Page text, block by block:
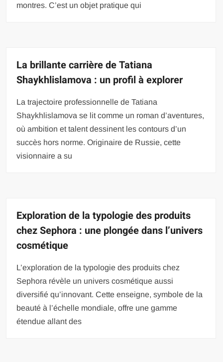
montres. C’est un objet pratique qui
La brillante carrière de Tatiana
Shaykhlislamova : un profil à explorer
La trajectoire professionnelle de Tatiana
Shaykhlislamova se lit comme un roman d’aventures,
où ambition et talent dessinent les contours d’un
succès hors norme. Originaire de Russie, cette
visionnaire a su
Exploration de la typologie des produits
chez Sephora : une plongée dans l’univers
cosmétique
L’exploration de la typologie des produits chez
Sephora révèle un univers cosmétique aussi
diversifié qu’innovant. Cette enseigne, symbole de la
beauté à l’échelle mondiale, offre une gamme
étendue allant des